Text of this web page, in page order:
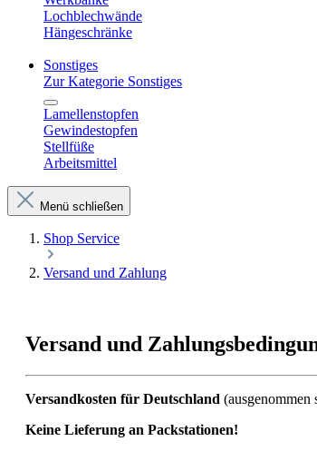
Lochblechwände
Hängeschränke
Sonstiges
Zur Kategorie Sonstiges
Lamellenstopfen
Gewindestopfen
Stellfüße
Arbeitsmittel
Menü schließen
Shop Service
Versand und Zahlung
Versand und
Versandkosten für Deutschland
Keine Lieferung an Packstationen!